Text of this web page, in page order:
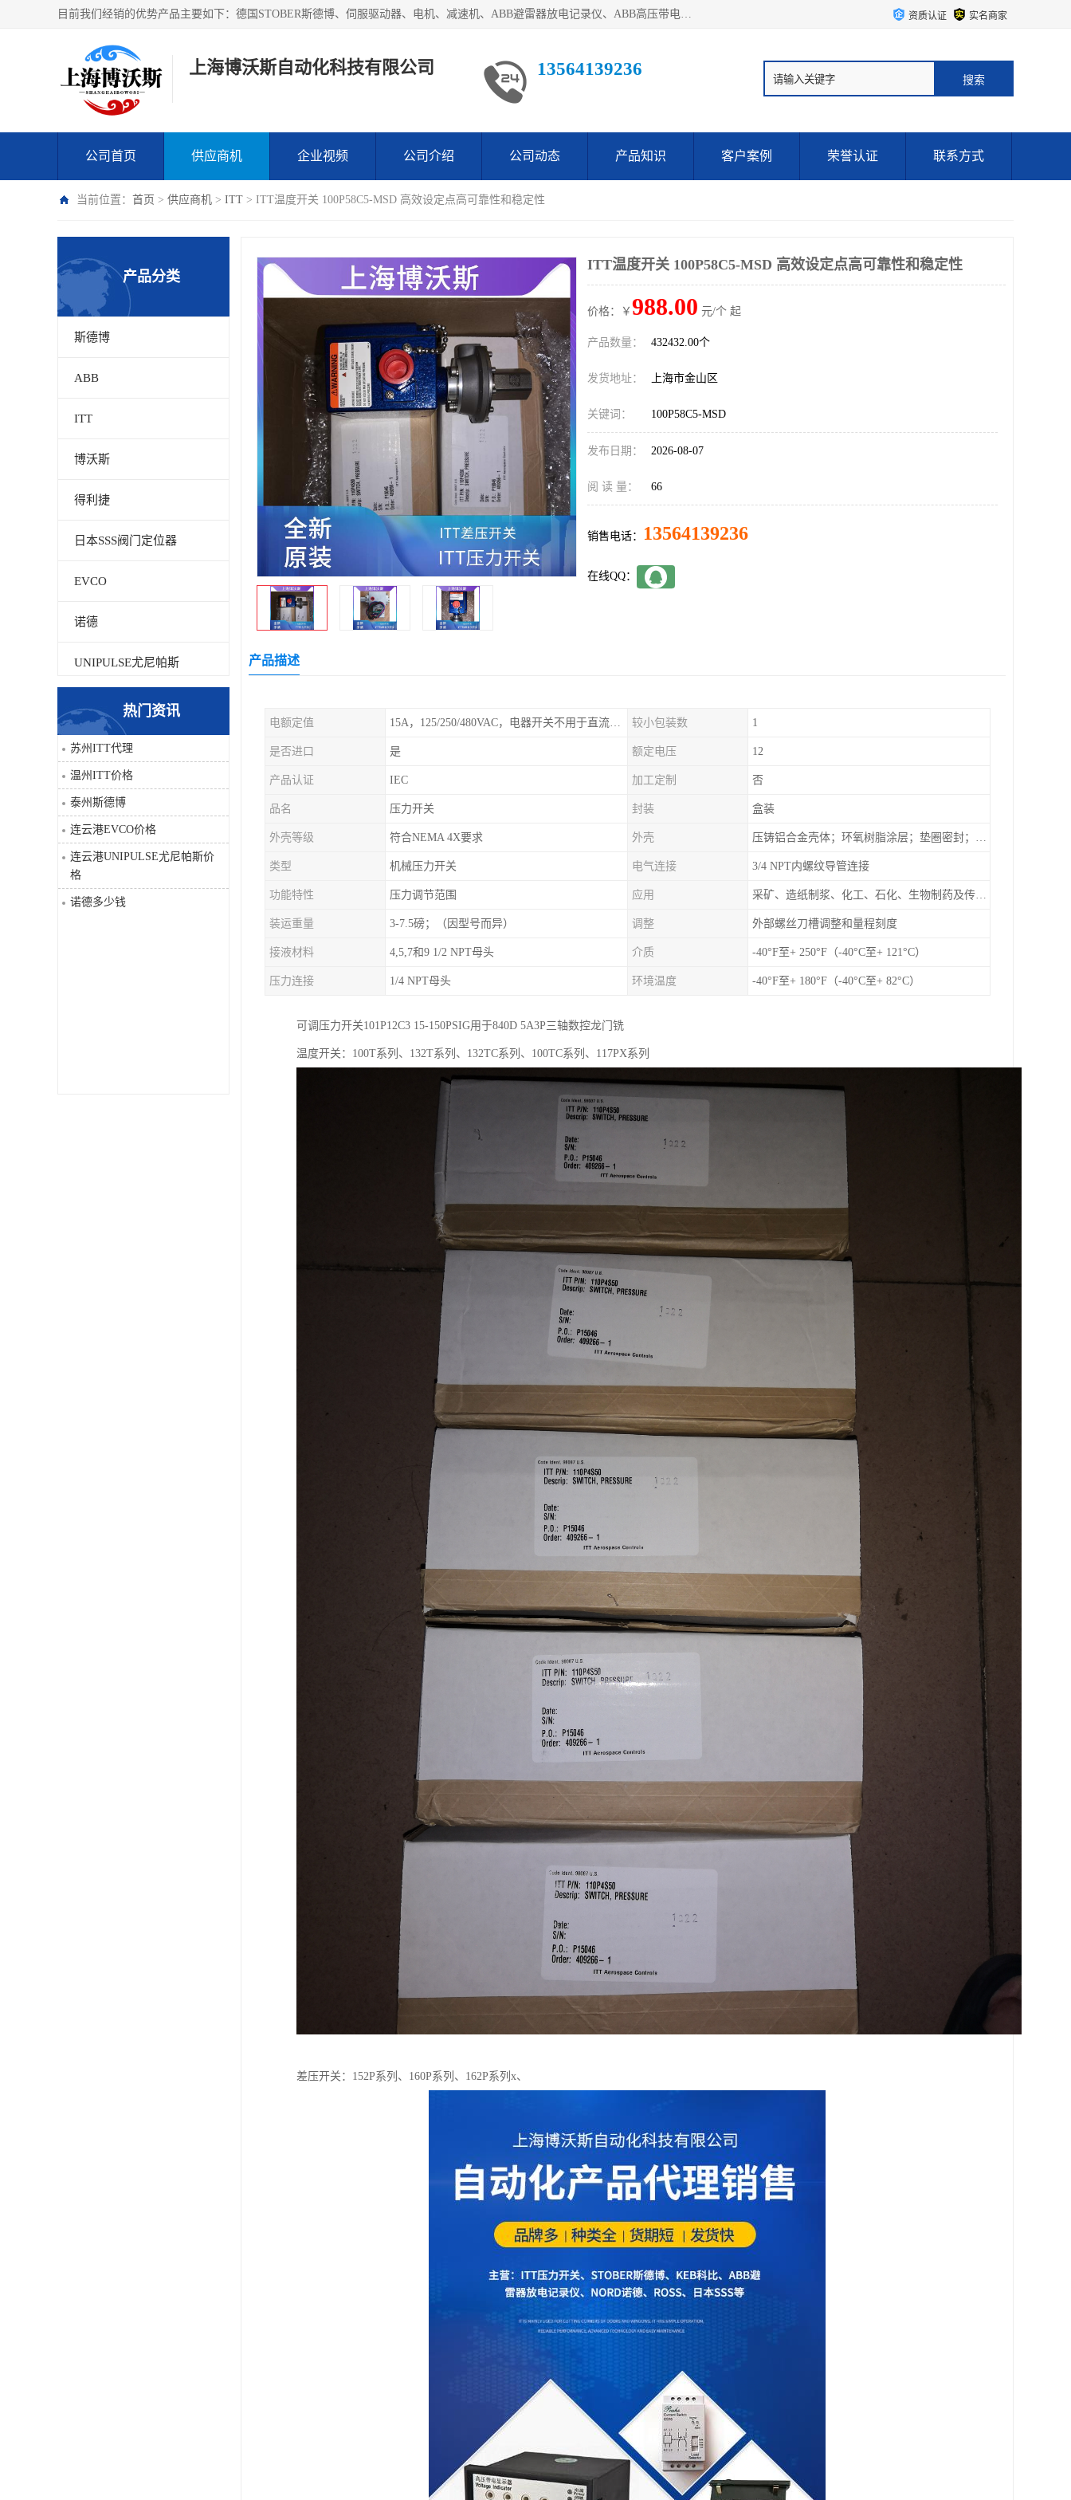
目前我们经销的优势产品主要如下：德国STOBER斯德博、伺服驱动器、电机、减速机、ABB避雷器放电记录仪、ABB高压带电指示器、模拟指示器、柜用照明灯、风机控制器、日本SSS阀门定位器；德国NORD诺德、德国SEW、ITT压力开关、ROSS、伦茨、WEST、ATOS、派克、SSS、三菱、 EVCO、 尤尼帕斯、日本三桥、三菱、威格士、KEB科比等等，品牌众多，无法一一列举！详情来电咨询 资质认证 实名商家
上海博沃斯自动化科技有限公司 13564139236
公司首页 供应商机 企业视频 公司介绍 公司动态 产品知识 客户案例 荣誉认证 联系方式
当前位置： 首页 > 供应商机 > ITT > ITT温度开关 100P58C5-MSD 高效设定点高可靠性和稳定性
产品分类
斯德博
ABB
ITT
博沃斯
得利捷
日本SSS阀门定位器
EVCO
诺德
UNIPULSE尤尼帕斯
科比
三菱
DRPAG
热门资讯
苏州ITT代理
温州ITT价格
泰州斯德博
连云港EVCO价格
连云港UNIPULSE尤尼帕斯价
格
诺德多少钱
ITT温度开关 100P58C5-MSD 高效设定点高可靠性和稳定性
价格：￥ 988.00 元/个 起
产品数量： 432432.00个
发货地址： 上海市金山区
关键词： 100P58C5-MSD
发布日期： 2026-08-07
阅 读 量： 66
销售电话： 13564139236
在线QQ：
产品描述
电额定值 15A，125/250/480VAC，电器开关不用于直流电源形式 较小包装数 1
是否进口 是 额定电压 12
产品认证 IEC 加工定制 否
品名 压力开关 封装 盒装
外壳等级 符合NEMA 4X要求 外壳 压铸铝合金壳体；环氧树脂涂层；垫圈密封；卡紧螺丝
类型 机械压力开关 电气连接 3/4 NPT内螺纹导管连接
功能特性 压力调节范围 应用 采矿、造纸制浆、化工、石化、生物制药及传统工业应用领域
装运重量 3-7.5磅；（因型号而异） 调整 外部螺丝刀槽调整和量程刻度
接液材料 4,5,7和9 1/2 NPT母头 介质 -40°F至+ 250°F（-40°C至+ 121°C）
压力连接 1/4 NPT母头 环境温度 -40°F至+ 180°F（-40°C至+ 82°C）
可调压力开关101P12C3 15-150PSIG用于840D 5A3P三轴数控龙门铣
温度开关：100T系列、132T系列、132TC系列、100TC系列、117PX系列
差压开关：152P系列、160P系列、162P系列x、